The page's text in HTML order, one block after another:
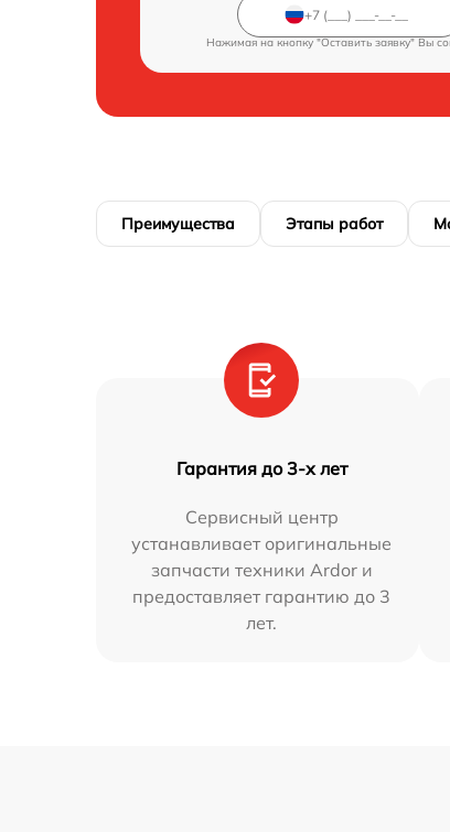
Нажимая на кнопку "Оставить заявку" Вы
Преимущества Этапы работ
Гарантия до 3-х лет
Сервисный центр
устанавливает оригинальные
запчасти техники Ardor и
предоставляет гарантию до 3
лет.